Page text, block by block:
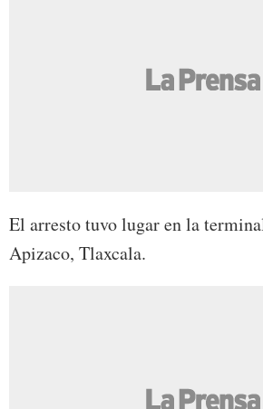
El arresto tuvo lugar en la
Apizaco, Tlaxcala.